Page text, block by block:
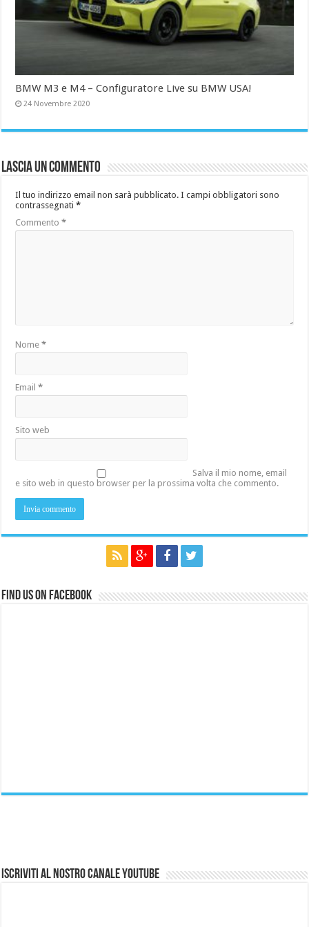
BMW M3 e M4 – Configuratore Live su BMW USA!
24 Novembre 2020
Lascia un commento
Il tuo indirizzo email non sarà pubblicato. I campi obbligatori sono
contrassegnati*
Commento*
Nome*
Email*
Sito web
Salva il mio nome, email
e sito web in questo browser per la prossima volta che commento.
Find us on Facebook
Iscriviti al nostro canale Youtube